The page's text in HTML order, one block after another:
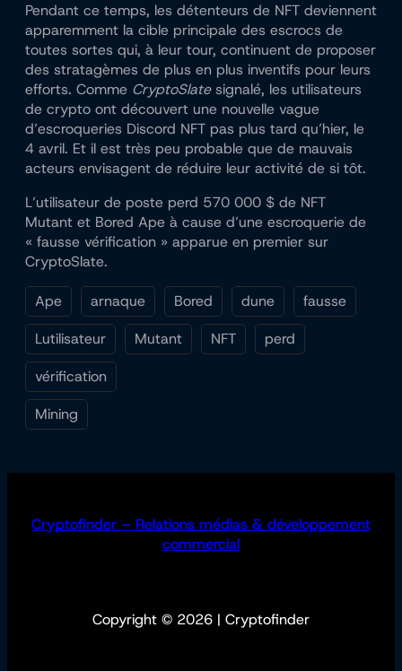
Pendant ce temps, les détenteurs de NFT deviennent
apparemment la cible principale des escrocs de
toutes sortes qui, à leur tour, continuent de proposer
des stratagèmes de plus en plus inventifs pour leurs
efforts. Comme CryptoSlatesignalé, les utilisateurs
de crypto ont découvert une nouvelle vague
d’escroqueries Discord NFT pas plus tard qu’hier, le
4 avril. Et il est très peu probable que de mauvais
acteurs envisagent de réduire leur activité de si tôt.
L’utilisateur de poste perd 570 000 $ de NFT
Mutant et Bored Ape à cause d’une escroquerie de
« fausse vérification » apparue en premier sur
CryptoSlate.
Ape arnaque Bored dune
fausse
Lutilisateur
Mutant NFT
perd
vérification
Mining
Cryptofinder – Relations médias & développement
commercial
Copyright © 2026 | Cryptofinder